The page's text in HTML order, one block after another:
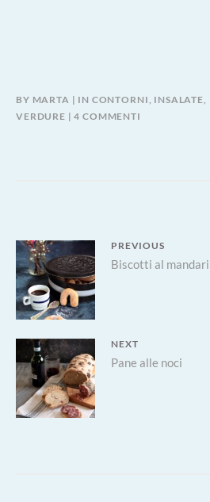
BY MARTA IN CONTORNI, INSALATE,
VERDURE
4 COMMENTI
Navigazione
articoli
PREVIOUS
Previous
post:
Biscotti al
NEXT
Next
post:
Pane alle noci